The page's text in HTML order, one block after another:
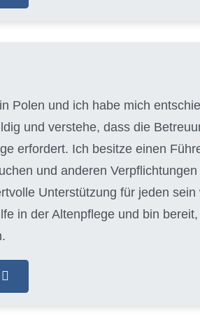
Polen und ich habe mich
und verstehe, dass die
erfordert. Ich besitze einen
und anderen
Unterstützung für jeden
in der Altenpflege und bin